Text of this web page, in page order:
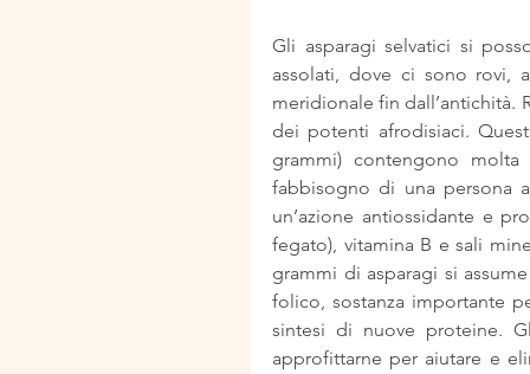
Gli asparagi selvatici si
assolati, dove ci sono rovi,
meridionale fin dall’antichità.
dei potenti afrodisiaci.
grammi) contengono
fabbisogno di una persona
un’azione antiossidante e
fegato), vitamina B e sali
grammi di asparagi si
folico, sostanza importante
sintesi di nuove proteine.
approfittarne per aiutare e